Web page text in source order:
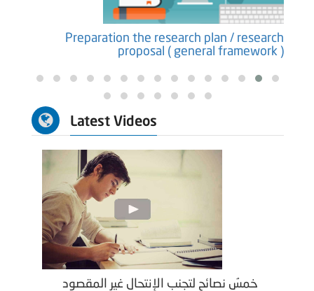
Preparation the research plan / research
proposal ( general framework )
Latest Videos
خمسُ نصائح لتجنب الإنتحال غير المقصود